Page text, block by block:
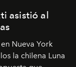
asistió al
Nueva York
la chilena Luna